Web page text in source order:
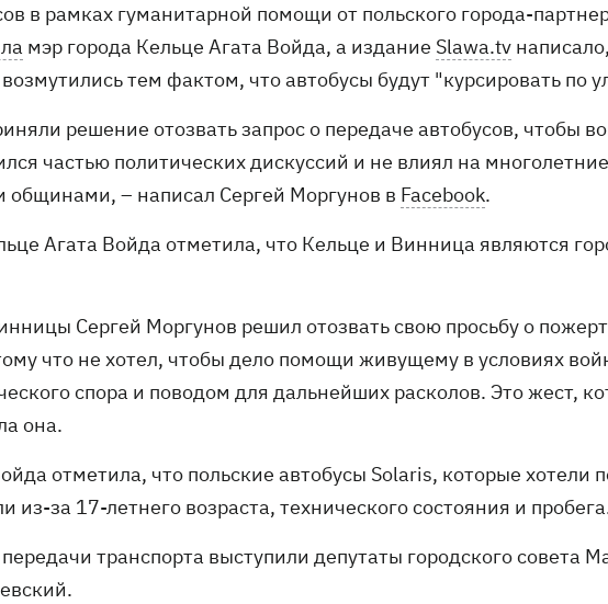
в рамках гуманитарной помощи от польского города-
мэр города Кельце Агата Войда, а издание Slawa.tv
тем фактом, что автобусы будут "курсировать по
решение отозвать запрос о передаче автобусов, чтобы
частью политических дискуссий и не влиял на
– написал Сергей Моргунов в Facebook.
Агата Войда отметила, что Кельце и Винница являются
Сергей Моргунов решил отозвать свою просьбу о
что не хотел, чтобы дело помощи живущему в условиях
спора и поводом для дальнейших расколов. Это жест,
она.
отметила, что польские автобусы Solaris, которые хотели
из-за 17-летнего возраста, технического состояния и
транспорта выступили депутаты городского совета